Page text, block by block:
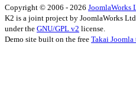
Copyright © 2006 - 2026 JoomlaWorks
K2 is a joint project by JoomlaWorks
under the GNU/GPL v2 license.
Demo site built on the free Takai Joomla